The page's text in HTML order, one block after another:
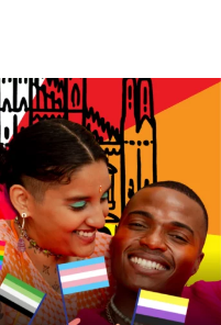
e, allo stesso
sociale che
la
anche
ancheGiorgio
un commento